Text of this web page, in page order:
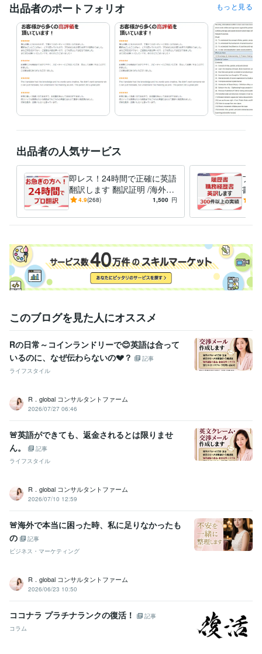
ココナラ　プラチナランク
資格・検定
TOEIC 取得年 : 2011年
PMP（Project Management Professional） 取得年 : 2019年
プログラミング言語・フレームワーク
Python:10年
Access:10年Excel:10年Google スプレッドシート:5年
PowerPoint:10年Word:10年
得意分野
ライティング・翻訳 ビジネス英語
ビジネス
ライティング・翻訳 金融系ブログ記事執筆
金融 投資 不動産 ビジネス
学歴
京都大学大学院 2010年3月 ~ 2012年2月
語学力
英語 ネイティブレベル
出品者のポートフォリオ もっと見る
出品者の人気サービス
即レス！24時間で正確に英語
翻訳します 翻訳証明 /海外ビ
ジネス15年 /上場企業と取引
4.9(268) 1,500 円
プロ
書を
ビジ
このブログを見た人にオススメ
Rの日常～コインランドリーで😊英語は合って
いるのに、なぜ伝わらないの💔？
記事
ライフスタイル
R．global コンサルタントファーム
2026/07/27 06:46
🚨英語ができても、返金されるとは限りませ
ん。
記事
ライフスタイル
R．global コンサルタントファーム
2026/07/10 12:59
🚨海外で本当に困った時、私に足りなかったも
の
記事
ビジネス・マーケティング
R．global コンサルタントファーム
2026/06/23 10:50
ココナラ プラチナランクの復活！
記事
コラム